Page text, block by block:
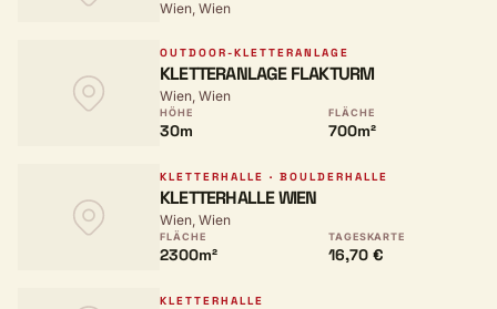
Wien, Wien
OUTDOOR-KLETTERANLAGE
KLETTERANLAGE FLAKTURM
Wien, Wien
HÖHE
30m
FLÄCHE
700m²
KLETTERHALLE · BOULDERHALLE
KLETTERHALLE WIEN
Wien, Wien
FLÄCHE
2300m²
TAGESKARTE
16,70 €
KLETTERHALLE